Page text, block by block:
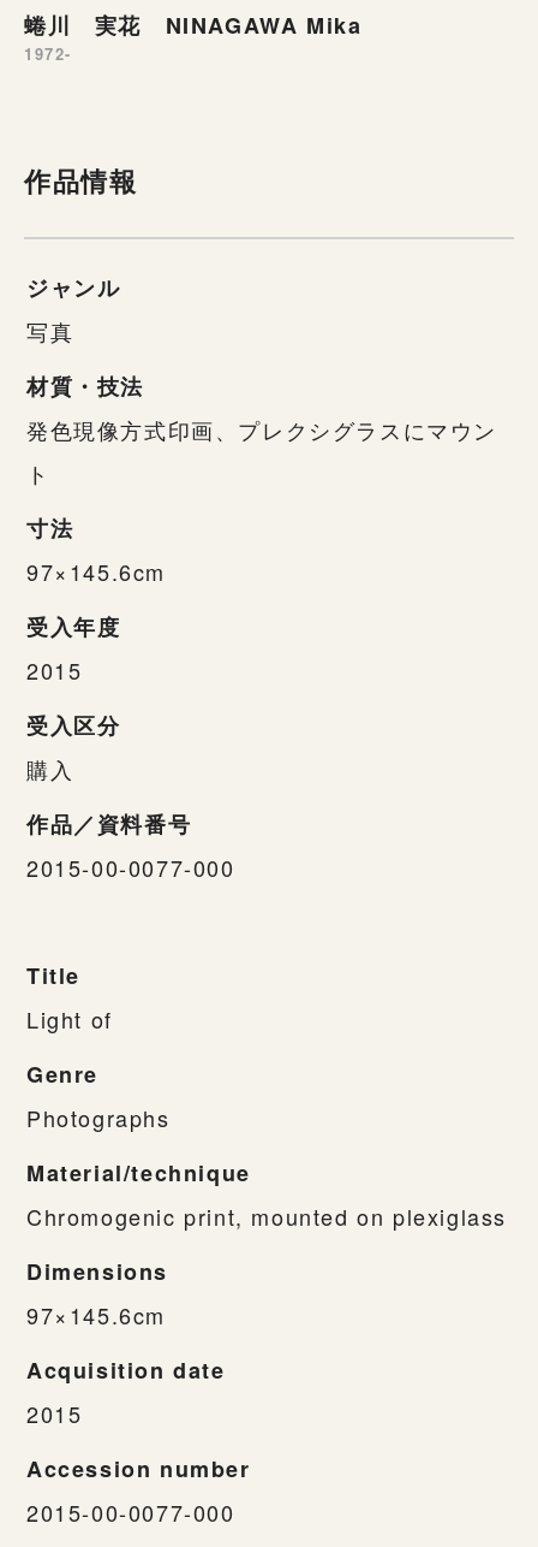
蜷川 実花 NINAGAWA Mika
1972-
作品情報
ジャンル
写真
材質・技法
発色現像方式印画、プレクシグラスにマウン
ト
寸法
97×145.6cm
受入年度
2015
受入区分
購入
作品／資料番号
2015-00-0077-000
Title
Light of
Genre
Photographs
Material/technique
Chromogenic print, mounted on plexiglass
Dimensions
97×145.6cm
Acquisition date
2015
Accession number
2015-00-0077-000